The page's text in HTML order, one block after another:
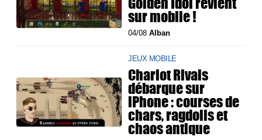
sur mobile !
04/08Alban
JEUX MOBILE
Chariot Rivals
débarque sur
iPhone : courses de
chars, ragdolls et
chaos antique